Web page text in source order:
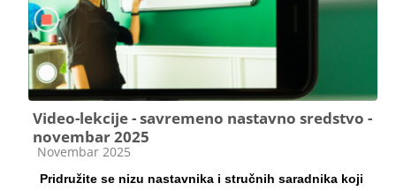
Video-lekcije - savremeno nastavno sredstvo -
novembar 2025
Kategorija kursa
Novembar 2025
Pridružite se nizu nastavnika i stručnih saradnika koji